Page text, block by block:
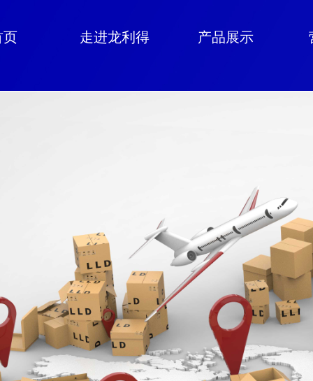
页 走进龙利得 产品展示